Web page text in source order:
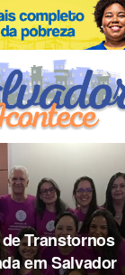
Transtornos
em Salvador